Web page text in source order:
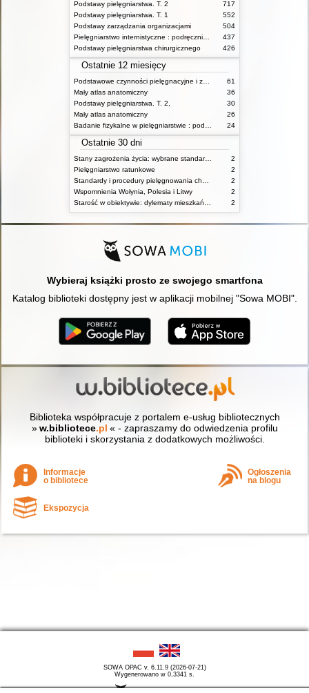
Podstawy pielęgniarstwa. T. 2
717
Podstawy pielęgniarstwa. T. 1
552
Podstawy zarządzania organizacjami
504
Pielęgniarstwo internistyczne : podręcznik dla studiów medycznych
437
Podstawy pielęgniarstwa chirurgicznego
426
Ostatnie 12 miesięcy
Podstawowe czynności pielęgnacyjne i zabiegi medyczne : podstawy teoretyczne i katalog check-list
61
Mały atlas anatomiczny
36
Podstawy pielęgniarstwa. T. 2,
30
Mały atlas anatomiczny
26
Badanie fizykalne w pielęgniarstwie : podmiotowe i przedmiotowe
24
Ostatnie 30 dni
Stany zagrożenia życia: wybrane standardy opieki i procedury postępowania pielęgniarskiego
2
Pielęgniarstwo ratunkowe
2
Standardy i procedury pielęgnowania chorych w stanach zagrożenia życia
2
Wspomnienia Wołynia, Polesia i Litwy
2
Starość w obiektywie: dylematy mieszkańców, ich rodzin oraz pracowników domów pomocy społecznej
2
Wybieraj książki prosto ze swojego smartfona
Katalog biblioteki dostępny jest w aplikacji mobilnej "Sowa MOBI".
Biblioteka współpracuje z portalem e-usług bibliotecznych
» w.bibliotece.pl « - zapraszamy do odwiedzenia profilu
biblioteki i skorzystania z dodatkowych możliwości.
Informacje
o bibliotece
Ogłoszenia
na blogu
Ekspozycja
SOWA OPAC v. 6.11.9 (2026-07-21)
Wygenerowano w 0,3341 s.